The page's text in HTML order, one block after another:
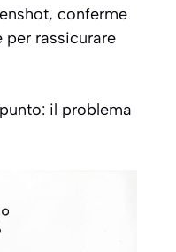
conferme
rassicurare
il problema